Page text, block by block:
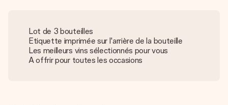
Lot de 3 bouteilles
Etiquette imprimée sur l'arrière de la bouteille
Les meilleurs vins sélectionnés pour vous
A offrir pour toutes les occasions